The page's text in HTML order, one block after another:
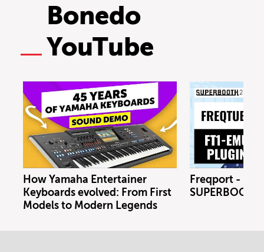
Bonedo
YouTube
How Yamaha Entertainer
Keyboards evolved: From First
Models to Modern Legends
Freqport -